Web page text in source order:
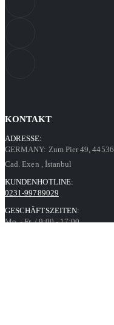
KONTAKT
ADRESSE:
GERMANY: Zum Pier 49, 44536
Cad. Exen , İstanbul
KUNDENHOTLINE:
0231-99789029
GESCHÄFTSZEITEN:
Mo. - Fr. / 9:00 - 17:00